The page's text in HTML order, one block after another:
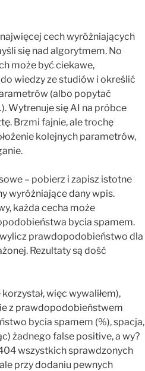
cech wyróżniających
się nad algorytmem. No
może być ciekawe,
wiedzy ze studiów i określić
(albo popytać
Wytrenuje się AI na próbce
Brzmi fajnie, ale trochę
kolejnych parametrów,
– pobierz i zapisz istotne
wyróżniające dany wpis.
każda cecha może
bycia spamem.
prawdopodobieństwo dla
Rezultaty są dość
więc wywaliłem),
z prawdopodobieństwem
bycia spamem (%), spacja,
żadnego false positive, a wy?
wszystkich sprawdzonych
przy dodaniu pewnych